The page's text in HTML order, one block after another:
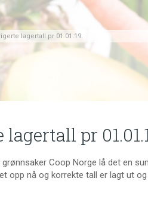
lagertall pr 01.01.19.
pr
Coop Norge lå det en
opp nå og korrekte tall er lagt ut